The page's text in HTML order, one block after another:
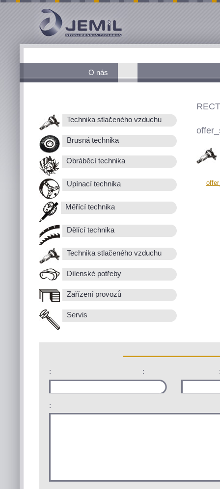
O nás
Technika stlačeného vzduchu
Brusná technika
Obráběcí technika
Upínací technika
Měřící technika
Dělící technika
Technika stlačeného vzduchu
Dílenské potřeby
Zařízení provozů
Servis
: :
: